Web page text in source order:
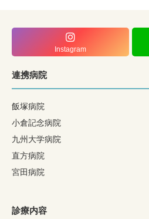
Instagram
連携病院
飯塚病院
小倉記念病院
九州大学病院
直方病院
宮田病院
診療内容